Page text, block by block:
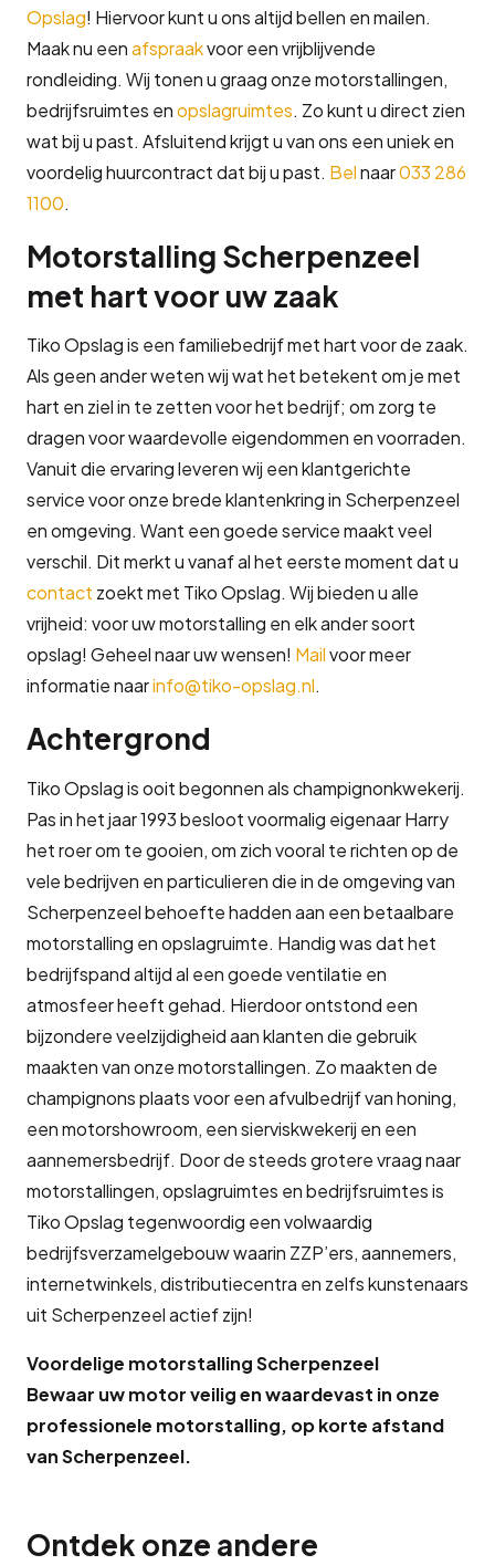
Opslag! Hiervoor kunt u ons altijd bellen en mailen.
Maak nu eenafspraakvoor een vrijblijvende
rondleiding. Wij tonen u graag onze motorstallingen,
bedrijfsruimtes enopslagruimtes. Zo kunt u direct zien
wat bij u past. Afsluitend krijgt u van ons een uniek en
voordelig huurcontract dat bij u past. Belnaar033 286
1100.
Motorstalling Scherpenzeel
met hart voor uw zaak
Tiko Opslag is een familiebedrijf met hart voor de zaak.
Als geen ander weten wij wat het betekent om je met
hart en ziel in te zetten voor het bedrijf; om zorg te
dragen voor waardevolle eigendommen en voorraden.
Vanuit die ervaring leveren wij een klantgerichte
service voor onze brede klantenkring in Scherpenzeel
en omgeving. Want een goede service maakt veel
verschil. Dit merkt u vanaf al het eerste moment dat u
contact zoekt met Tiko Opslag. Wij bieden u alle
vrijheid: voor uw motorstalling en elk ander soort
opslag! Geheel naar uw wensen! Mailvoor meer
informatie naarinfo@tiko-opslag.nl.
Achtergrond
Tiko Opslag is ooit begonnen als champignonkwekerij.
Pas in het jaar 1993 besloot voormalig eigenaar Harry
het roer om te gooien, om zich vooral te richten op de
vele bedrijven en particulieren die in de omgeving van
Scherpenzeel behoefte hadden aan een betaalbare
motorstalling en opslagruimte. Handig was dat het
bedrijfspand altijd al een goede ventilatie en
atmosfeer heeft gehad. Hierdoor ontstond een
bijzondere veelzijdigheid aan klanten die gebruik
maakten van onze motorstallingen. Zo maakten de
champignons plaats voor een afvulbedrijf van honing,
een motorshowroom, een sierviskwekerij en een
aannemersbedrijf. Door de steeds grotere vraag naar
motorstallingen, opslagruimtes en bedrijfsruimtes is
Tiko Opslag tegenwoordig een volwaardig
bedrijfsverzamelgebouw waarin ZZP’ers, aannemers,
internetwinkels, distributiecentra en zelfs kunstenaars
uit Scherpenzeel actief zijn!
Voordelige motorstalling Scherpenzeel
Bewaar uw motor veilig en waardevast in onze
professionele motorstalling, op korte afstand
van Scherpenzeel.
Ontdek onze andere